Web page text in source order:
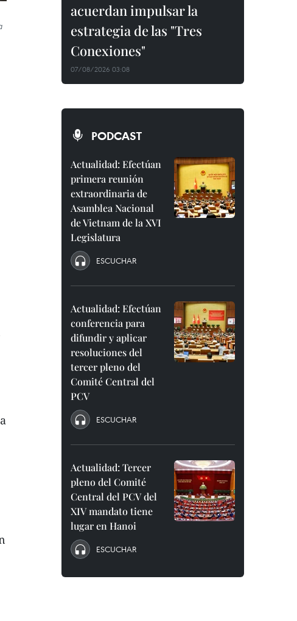
acuerdan impulsar la
estrategia de las "Tres
Conexiones"
07/08/2026 03:08
PODCAST
Actualidad: Efectúan
primera reunión
extraordinaria de
Asamblea Nacional
de Vietnam de la XVI
Legislatura
ESCUCHAR
Actualidad: Efectúan
conferencia para
difundir y aplicar
resoluciones del
tercer pleno del
Comité Central del
PCV
ESCUCHAR
Actualidad: Tercer
pleno del Comité
Central del PCV del
XIV mandato tiene
lugar en Hanoi
ESCUCHAR